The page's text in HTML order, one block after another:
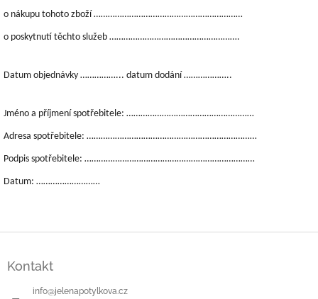
o nákupu tohoto zboží ………………………………………………………
o poskytnutí těchto služeb ……………………………………………….
Datum objednávky ……………... datum dodání ………………..
Jméno a příjmení spotřebitele: ………………………………………………
Adresa spotřebitele: ………………………………………………………………
Podpis spotřebitele: ………………………………………………………………
Datum: ………………………
Kontakt
info@jelenapotylkova.cz